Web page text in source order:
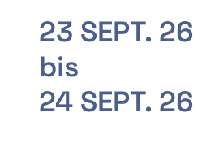
23 SEPT. 26
bis
24 SEPT. 26